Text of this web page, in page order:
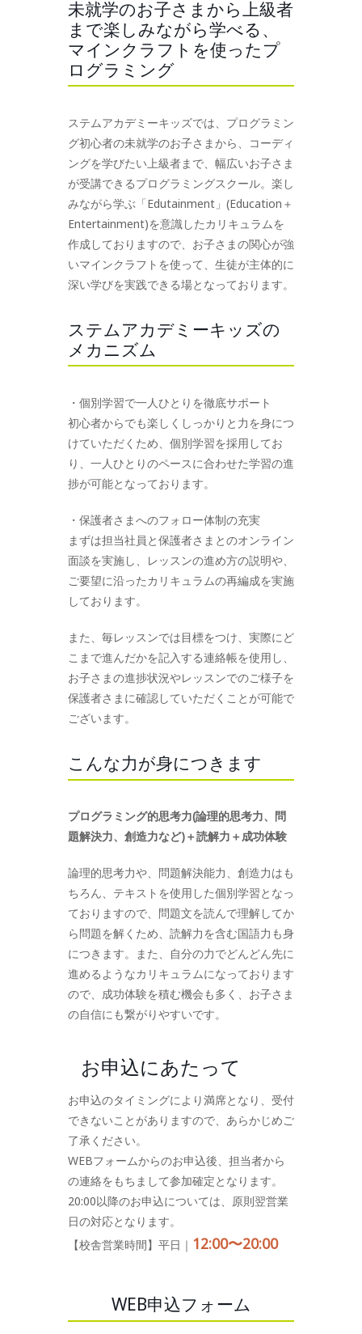
未就学のお子さまから上級者
まで楽しみながら学べる、
マインクラフトを使ったプ
ログラミング
ステムアカデミーキッズでは、プログラミン
グ初心者の未就学のお子さまから、コーディ
ングを学びたい上級者まで、幅広いお子さま
が受講できるプログラミングスクール。楽し
みながら学ぶ「Edutainment」(Education＋
Entertainment)を意識したカリキュラムを
作成しておりますので、お子さまの関心が強
いマインクラフトを使って、生徒が主体的に
深い学びを実践できる場となっております。
ステムアカデミーキッズの
メカニズム
・個別学習で一人ひとりを徹底サポート
初心者からでも楽しくしっかりと力を身につ
けていただくため、個別学習を採用してお
り、一人ひとりのペースに合わせた学習の進
捗が可能となっております。
・保護者さまへのフォロー体制の充実
まずは担当社員と保護者さまとのオンライン
面談を実施し、レッスンの進め方の説明や、
ご要望に沿ったカリキュラムの再編成を実施
しております。
また、毎レッスンでは目標をつけ、実際にど
こまで進んだかを記入する連絡帳を使用し、
お子さまの進捗状況やレッスンでのご様子を
保護者さまに確認していただくことが可能で
ございます。
こんな力が身につきます
プログラミング的思考力(論理的思考力、問
題解決力、創造力など)＋読解力＋成功体験
論理的思考力や、問題解決能力、創造力はも
ちろん、テキストを使用した個別学習となっ
ておりますので、問題文を読んで理解してか
ら問題を解くため、読解力を含む国語力も身
につきます。また、自分の力でどんどん先に
進めるようなカリキュラムになっております
ので、成功体験を積む機会も多く、お子さま
の自信にも繋がりやすいです。
お申込にあたって
お申込のタイミングにより満席となり、受付
できないことがありますので、あらかじめご
了承ください。
WEBフォームからのお申込後、担当者から
の連絡をもちまして参加確定となります。
20:00以降のお申込については、原則翌営業
日の対応となります。
【校舎営業時間】平日｜ 12:00〜20:00
WEB申込フォーム